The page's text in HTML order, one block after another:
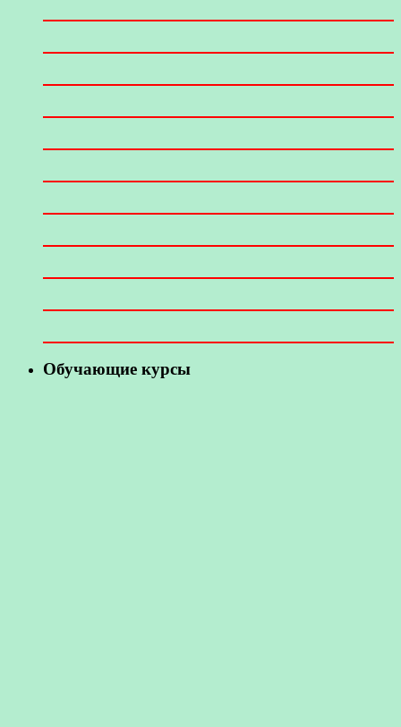
Обучающие курсы